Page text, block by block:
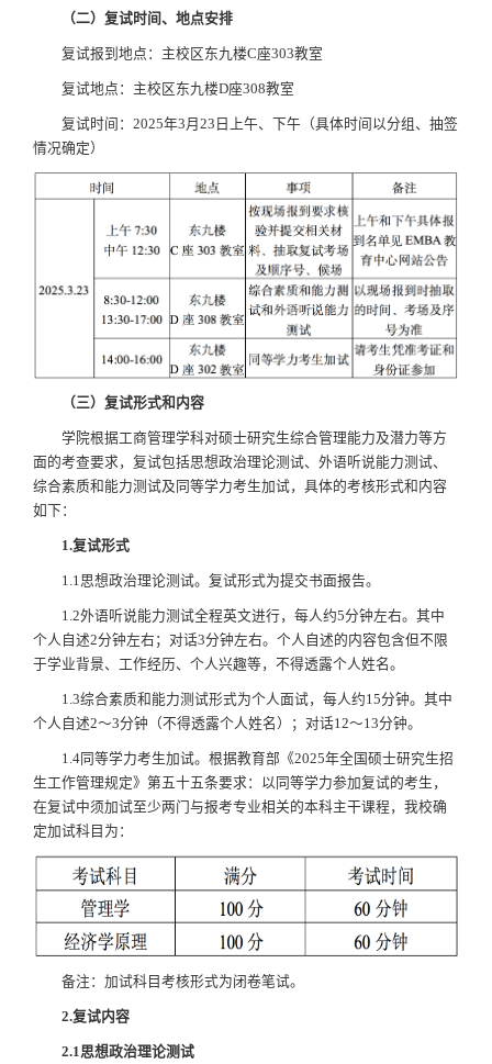
（二）复试时间、地点安排
复试报到地点：主校区东九楼C座303教室
复试地点：主校区东九楼D座308教室
复试时间：2025年3月23日上午、下午（具体时间以分组、抽签
情况确定）
（三）复试形式和内容
学院根据工商管理学科对硕士研究生综合管理能力及潜力等方
面的考查要求，复试包括思想政治理论测试、外语听说能力测试、
综合素质和能力测试及同等学力考生加试，具体的考核形式和内容
如下：
1.复试形式
1.1思想政治理论测试。复试形式为提交书面报告。
1.2外语听说能力测试全程英文进行，每人约5分钟左右。其中
个人自述2分钟左右；对话3分钟左右。个人自述的内容包含但不限
于学业背景、工作经历、个人兴趣等，不得透露个人姓名。
1.3综合素质和能力测试形式为个人面试，每人约15分钟。其中
个人自述2～3分钟（不得透露个人姓名）；对话12～13分钟。
1.4同等学力考生加试。根据教育部《2025年全国硕士研究生招
生工作管理规定》第五十五条要求：以同等学力参加复试的考生，
在复试中须加试至少两门与报考专业相关的本科主干课程，我校确
定加试科目为：
备注：加试科目考核形式为闭卷笔试。
2.复试内容
2.1思想政治理论测试